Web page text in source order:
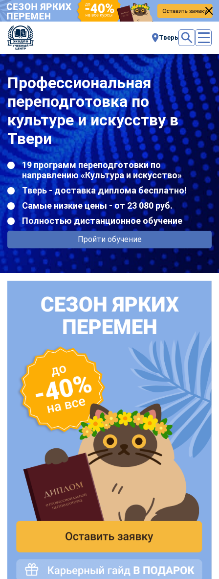
Тверь
Профессиональная
переподготовка по
культуре и искусству в
Твери
19 программ переподготовки по
направлению «Культура и искусство»
Тверь - доставка диплома бесплатно!
Самые низкие цены - от 23 080 руб.
Полностью дистанционное обучение
Пройти обучение